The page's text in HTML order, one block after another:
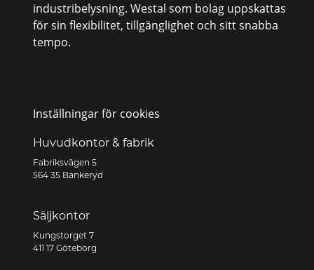
industribelysning. Westal som bolag uppskattas
för sin flexibilitet, tillgänglighet och sitt snabba
tempo.
Inställningar för cookies
Huvudkontor & fabrik
Fabriksvägen 5
564 35 Bankeryd
Säljkontor
Kungstorget 7
411 17 Göteborg